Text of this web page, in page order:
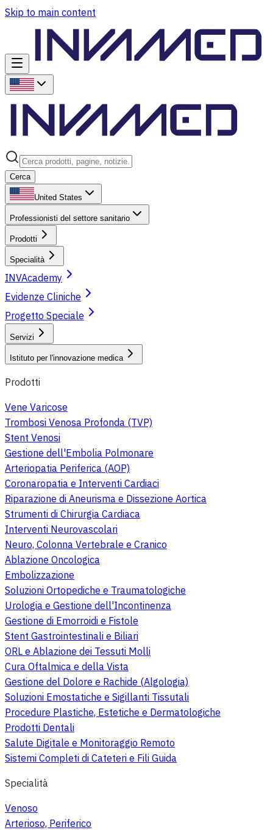
Skip to main content
Cerca
United States
Professionisti del settore sanitario
Prodotti
Specialità
INVAcademy
Evidenze Cliniche
Progetto Speciale
Servizi
Istituto per l'innovazione medica
Prodotti
Vene Varicose
Trombosi Venosa Profonda (TVP)
Stent Venosi
Gestione dell'Embolia Polmonare
Arteriopatia Periferica (AOP)
Coronaropatia e Interventi Cardiaci
Riparazione di Aneurisma e Dissezione Aortica
Strumenti di Chirurgia Cardiaca
Interventi Neurovascolari
Neuro, Colonna Vertebrale e Cranico
Ablazione Oncologica
Embolizzazione
Soluzioni Ortopediche e Traumatologiche
Urologia e Gestione dell'Incontinenza
Gestione di Emorroidi e Fistole
Stent Gastrointestinali e Biliari
ORL e Ablazione dei Tessuti Molli
Cura Oftalmica e della Vista
Gestione del Dolore e Rachide (Algologia)
Soluzioni Emostatiche e Sigillanti Tissutali
Procedure Plastiche, Estetiche e Dermatologiche
Prodotti Dentali
Salute Digitale e Monitoraggio Remoto
Sistemi Completi di Cateteri e Fili Guida
Specialità
Venoso
Arterioso, Periferico